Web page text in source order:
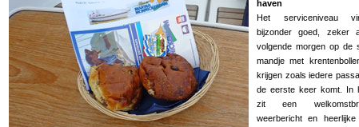
haven
Het serviceniveau
bijzonder goed, zeker
volgende morgen op de
mandje met
krijgen zoals iedere
de eerste keer komt. In
zit een
weerbericht en heerlijke